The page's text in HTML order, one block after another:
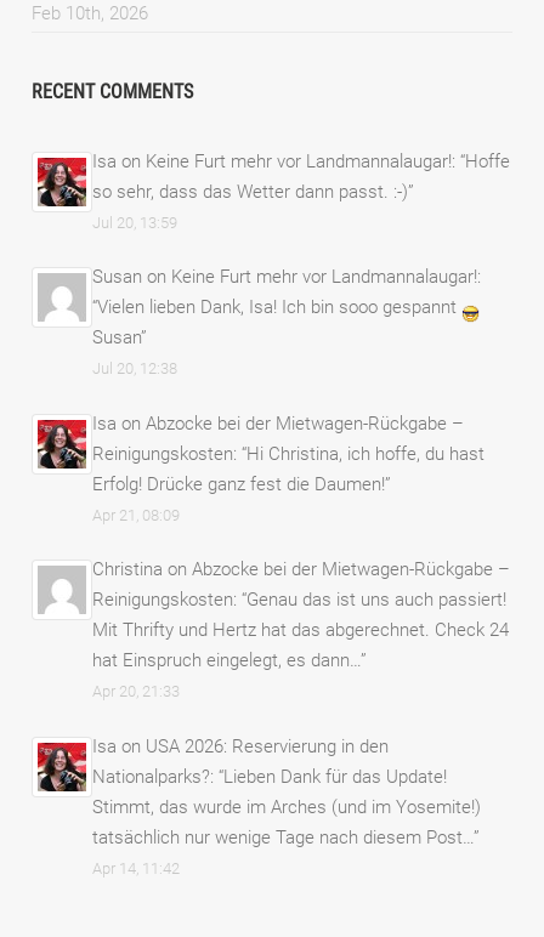
Feb 10th, 2026
RECENT COMMENTS
Isa on Keine Furt mehr vor Landmannalaugar!: “Hoffe
so sehr, dass das Wetter dann passt. :-)”
Jul 20, 13:59
Susan on Keine Furt mehr vor Landmannalaugar!:
“Vielen lieben Dank, Isa! Ich bin sooo gespannt
Susan”
Jul 20, 12:38
Isa onAbzocke bei der Mietwagen-Rückgabe –
Reinigungskosten: “Hi Christina, ich hoffe, du hast
Erfolg! Drücke ganz fest die Daumen!”
Apr 21, 08:09
Christina onAbzocke bei der Mietwagen-Rückgabe –
Reinigungskosten: “Genau das ist uns auch passiert!
Mit Thrifty und Hertz hat das abgerechnet. Check 24
hat Einspruch eingelegt, es dann…”
Apr 20, 21:33
Isa on USA 2026: Reservierung in den
Nationalparks?: “Lieben Dank für das Update!
Stimmt, das wurde im Arches (und im Yosemite!)
tatsächlich nur wenige Tage nach diesem Post…”
Apr 14, 11:42